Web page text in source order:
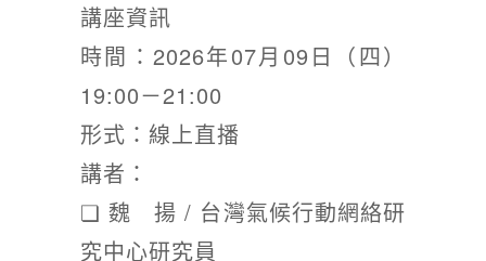
講座資訊
時間：2026年07月09日（四）
19:00－21:00
形式：線上直播
講者：
❏ 魏 揚 / 台灣氣候行動網絡研
究中心研究員